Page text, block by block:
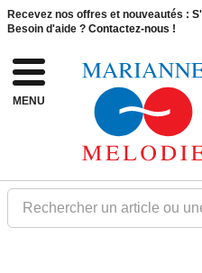
Recevez nos offres et nouveautés :
Besoin d'aide ? Contactez-nous !
MENU
Rechercher un article ou